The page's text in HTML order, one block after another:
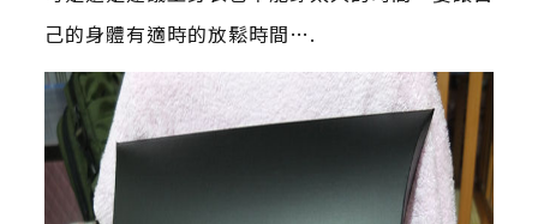
己的身體有適時的放鬆時間….